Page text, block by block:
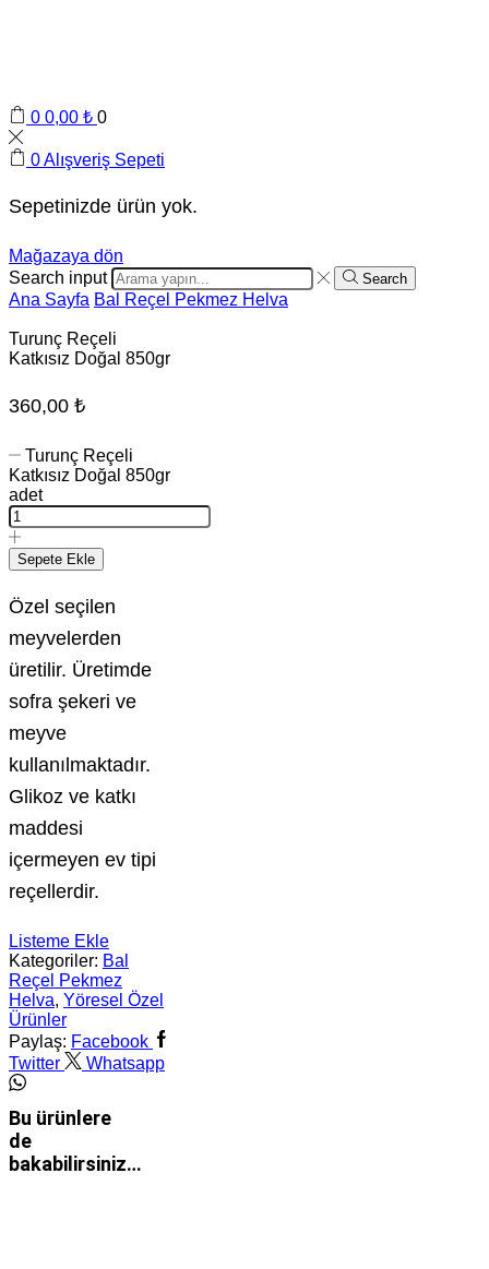
0 0,00 ₺ 0
0Alışveriş Sepeti
Sepetinizde ürün yok.
Mağazaya dön
Search input
Search
Ana Sayfa Bal Reçel Pekmez Helva
Turunç Reçeli
Katkısız Doğal 850gr
360,00 ₺
Turunç Reçeli
Katkısız Doğal 850gr
adet
Sepete Ekle
Özel seçilen
meyvelerden
üretilir. Üretimde
sofra şekeri ve
meyve
kullanılmaktadır.
Glikoz ve katkı
maddesi
içermeyen ev tipi
reçellerdir.
Listeme Ekle
Kategoriler: Bal
Reçel Pekmez
Helva, Yöresel Özel
Ürünler
Paylaş: Facebook
Twitter
Whatsapp
Bu ürünlere
de
bakabilirsiniz…